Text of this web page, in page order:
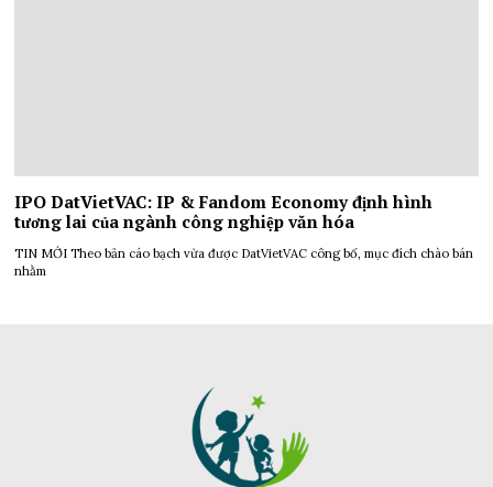
IPO DatVietVAC: IP & Fandom Economy định hình
tương lai của ngành công nghiệp văn hóa
TIN MỚI Theo bản cáo bạch vừa được DatVietVAC công bố, mục đích chào bán
nhằm